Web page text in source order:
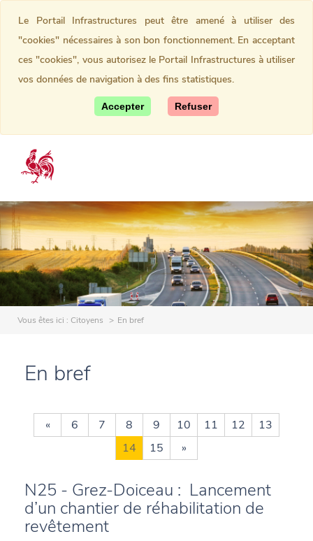
Vous êtes ici : Citoyens En bref
En bref
« 6 7 8 9 10 11 12
13
14
15 »
N25 - Grez-Doiceau : Lancement
d’un chantier de réhabilitation de
revêtement
Le Portail Infrastructures peut être amené à utiliser des
"cookies" nécessaires à son bon fonctionnement. En acceptant
ces "cookies", vous autorisez le Portail Infrastructures à utiliser
vos données de navigation à des fins statistiques.
Accepter Refuser